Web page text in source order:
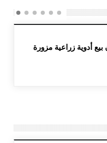
أدوية زراعية مزورة